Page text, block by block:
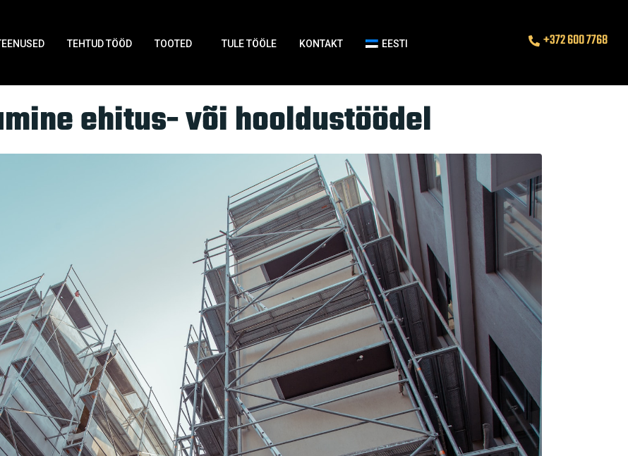
TEHTUD TÖÖD TOOTED TULE TÖÖLE KONTAKT EESTI +372 600 7768
ehitus- või hooldustöödel